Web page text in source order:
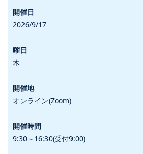
2026/9/17
木
オンライン(Zoom)
9:30～16:30(受付9:00)